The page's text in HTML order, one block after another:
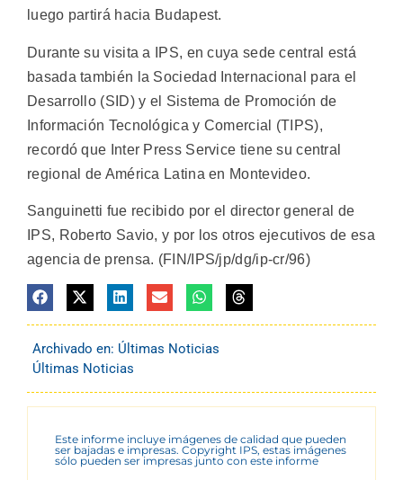
luego partirá hacia Budapest.
Durante su visita a IPS, en cuya sede central está
basada también la Sociedad Internacional para el
Desarrollo (SID) y el Sistema de Promoción de
Información Tecnológica y Comercial (TIPS),
recordó que Inter Press Service tiene su central
regional de América Latina en Montevideo.
Sanguinetti fue recibido por el director general de
IPS, Roberto Savio, y por los otros ejecutivos de esa
agencia de prensa. (FIN/IPS/jp/dg/ip-cr/96)
Archivado en: Últimas Noticias
Últimas Noticias
Este informe incluye imágenes de calidad que pueden
ser bajadas e impresas. Copyright IPS, estas imágenes
sólo pueden ser impresas junto con este informe